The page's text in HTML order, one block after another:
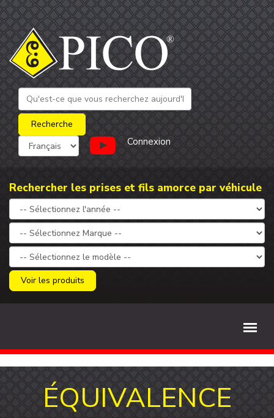
Connexion
Rechercher les prises et fils amorce par véhicule
Voir les produits
ÉQUIVALENCE